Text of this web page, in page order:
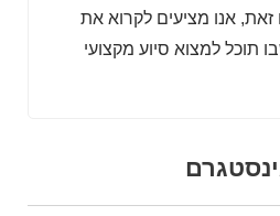
אנו מציעים לקרוא את
תוכל למצוא סיוע מקצועי